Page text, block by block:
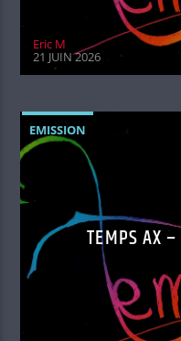
Eric M
21 JUIN 2026
EMISSION
TEMPS AX